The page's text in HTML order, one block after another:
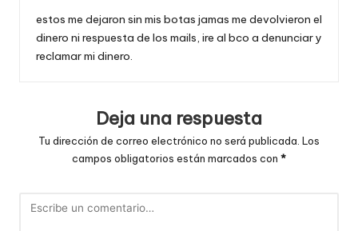
estos me dejaron sin mis botas jamas me devolvieron el
dinero ni respuesta de los mails, ire al bco a denunciar y
reclamar mi dinero.
Deja una respuesta
Tu dirección de correo electrónico no será publicada. Los
campos obligatorios están marcados con *